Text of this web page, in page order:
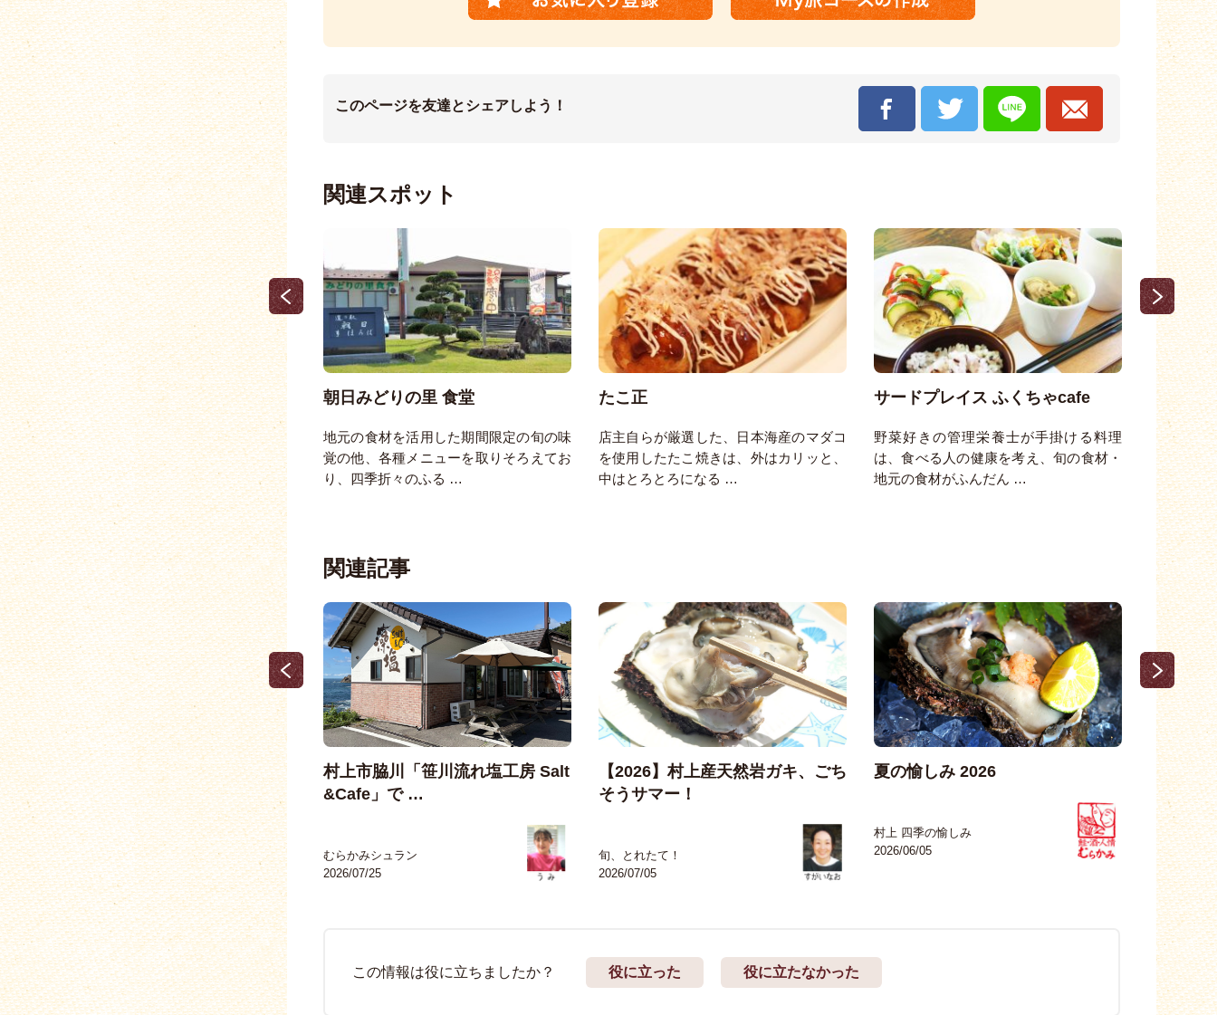
このページを友達とシェアしよう！
関連スポット
和
ほ
たこ焼きのたこ吉
たこ焼きを愛し続けて30年。たこ焼き大
好き人間が、うまいたこ焼きを追求し、
たこ焼きの本場・ …
朝日みどりの里 食堂
地元の食材を活用した期間限定の旬の味
覚の他、各種メニューを取りそろえてお
り、四季折々のふる …
たこ正
店主自らが厳選した、日本海産のマダコ
を使用したたこ焼きは、外はカリッと、
中はとろとろになる …
サードプレイス ふくちゃcafe
野菜好きの管理栄養士が手掛ける料理
は、食べる人の健康を考え、旬の食材・
地元の食材がふんだん …
和いた
ランチは
トを提供
はじめ、
関連記事
天ぴ屋「海×山コネクト」のびた
けクッキー＆もずくッ …
むらかみやげ
2023/06/10
村上市脇川「笹川流れ塩工房 Salt
&Cafe」で …
むらかみシュラン
2026/07/25
【2026】村上産天然岩ガキ、ごち
そうサマー！
旬、とれたて！
2026/07/05
夏の愉しみ 2026
村上 四季の愉しみ
2026/06/05
縄文の
こ」で
むらかみシ
2026/05/25
この情報は役に立ちましたか？ 役に立った 役に立たなかった